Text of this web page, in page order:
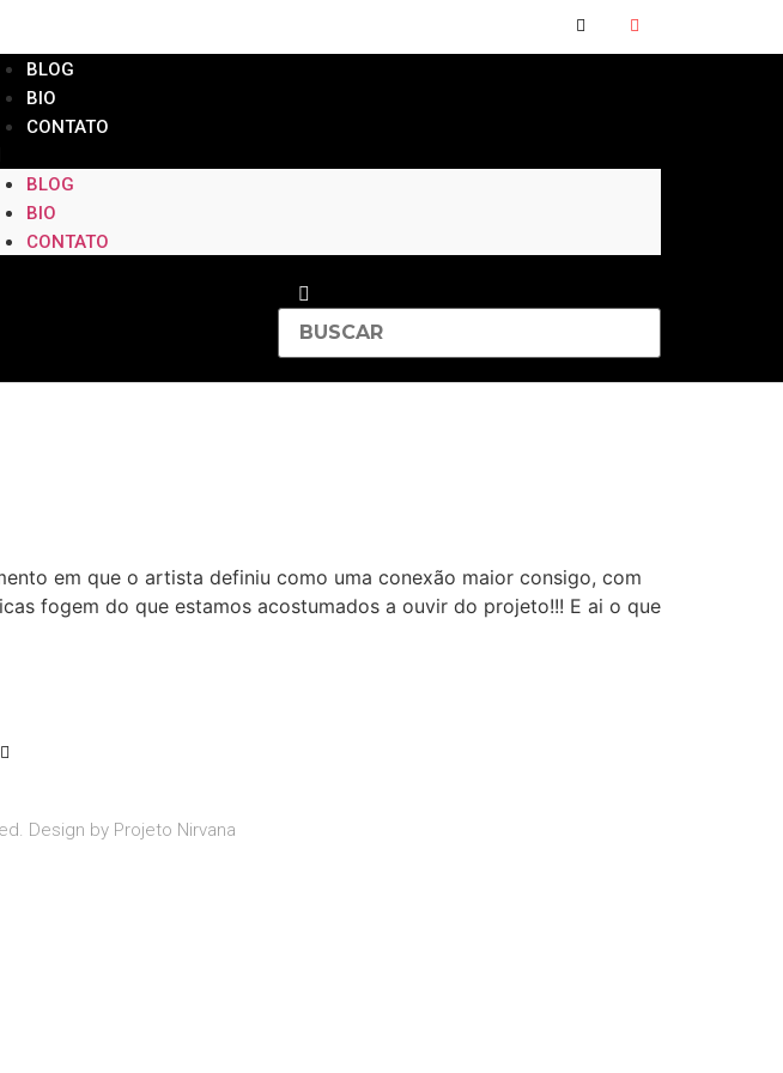
BLOG
BIO
CONTATO
BLOG
BIO
CONTATO
em que o artista definiu como uma conexão maior consigo, com
fogem do que estamos acostumados a ouvir do projeto!!! E ai o que
Design by Projeto Nirvana